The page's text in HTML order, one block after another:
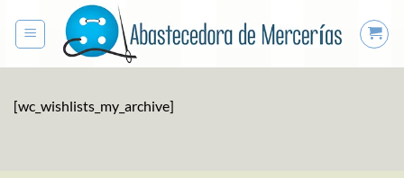
[wc_wishlists_my_archive]